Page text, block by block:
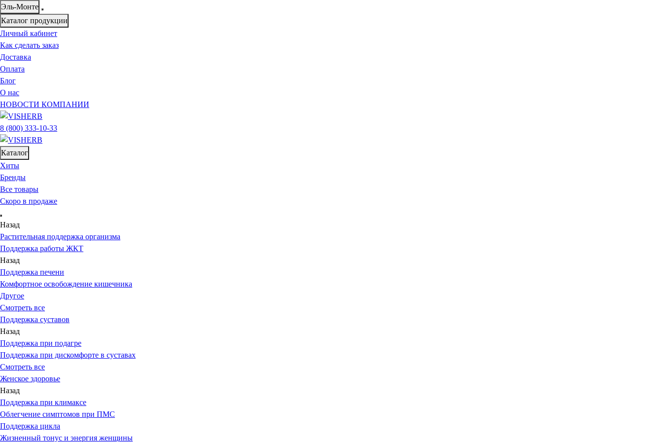
Эль-Монте
Каталог продукции
Личный кабинет
Как сделать заказ
Доставка
Оплата
Блог
О нас
НОВОСТИ КОМПАНИИ
8 (800) 333-10-33
Каталог
Хиты
Бренды
Все товары
Скоро в продаже
Назад
Растительная поддержка организма
Поддержка работы ЖКТ
Назад
Поддержка печени
Комфортное освобождение кишечника
Другое
Смотреть все
Поддержка суставов
Назад
Поддержка при подагре
Поддержка при дискомфорте в суставах
Смотреть все
Женское здоровье
Назад
Поддержка при климаксе
Облегчение симптомов при ПМС
Поддержка цикла
Жизненный тонус и энергия женщины